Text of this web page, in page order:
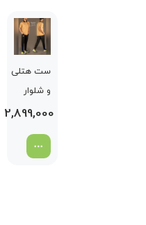
ست هتلی
و شلوار
بارسلونا
2026
2,899,000